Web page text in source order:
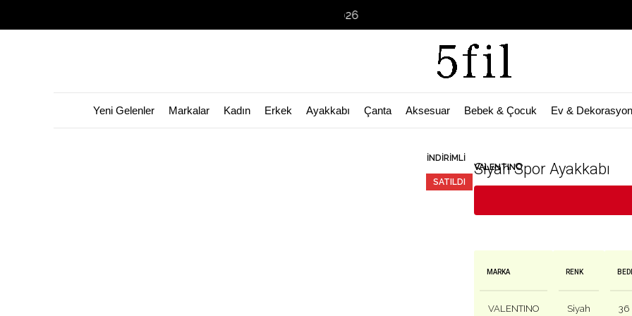
Yeni Gelenler Markalar Kadın Erkek Ayakkabı Çanta Aksesuar Bebek & Çocuk Ev & Dekorasyon
İNDIRIMLI
SATILDI
VALENTINO
Siyah Spor Ayakkabı
MARKA
VALENTINO
RENK
Siyah 36